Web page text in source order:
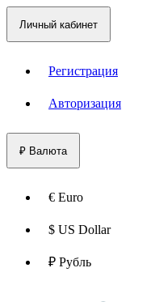
Личный кабинет
Регистрация
Авторизация
₽ Валюта
€ Euro
$ US Dollar
₽ Рубль